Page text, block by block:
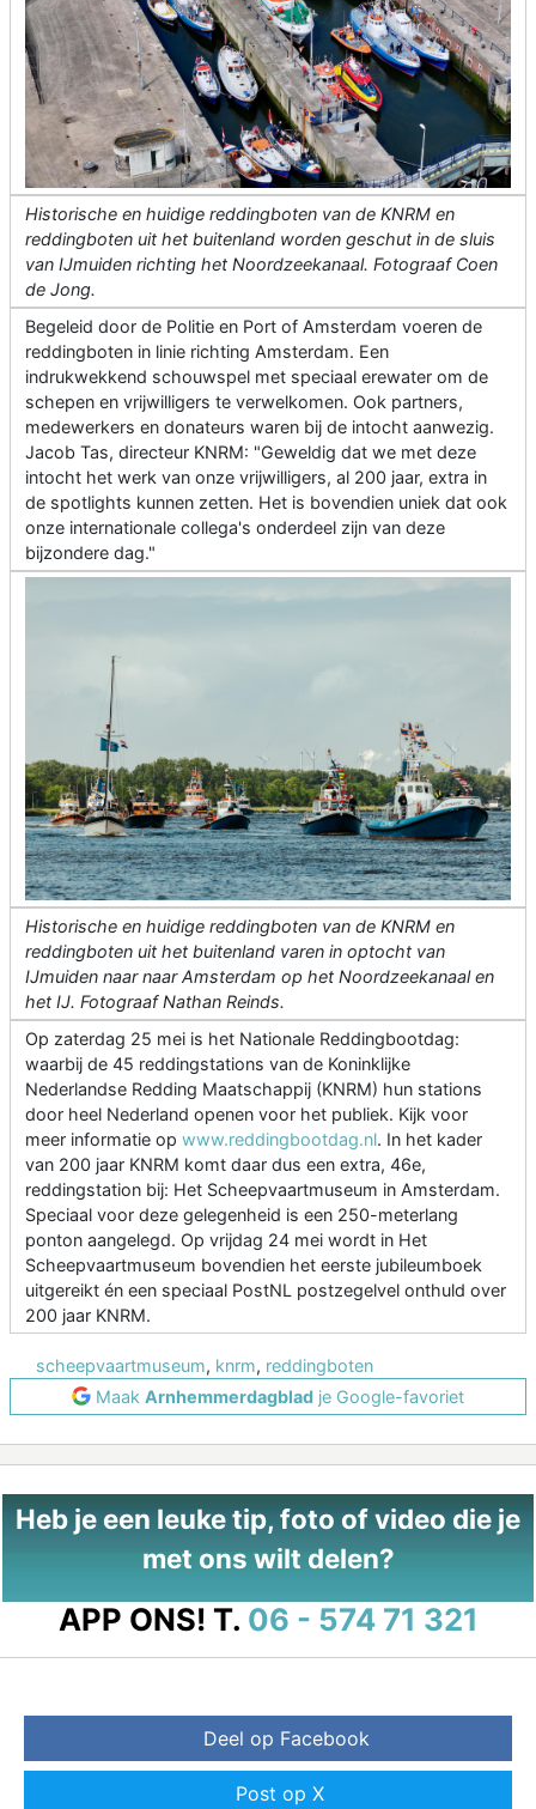
Historische en huidige reddingboten van de KNRM en
reddingboten uit het buitenland worden geschut in de sluis
van IJmuiden richting het Noordzeekanaal. Fotograaf Coen
de Jong.
Begeleid door de Politie en Port of Amsterdam voeren de
reddingboten in linie richting Amsterdam. Een
indrukwekkend schouwspel met speciaal erewater om de
schepen en vrijwilligers te verwelkomen. Ook partners,
medewerkers en donateurs waren bij de intocht aanwezig.
Jacob Tas, directeur KNRM: "Geweldig dat we met deze
intocht het werk van onze vrijwilligers, al 200 jaar, extra in
de spotlights kunnen zetten. Het is bovendien uniek dat ook
onze internationale collega's onderdeel zijn van deze
bijzondere dag."
Historische en huidige reddingboten van de KNRM en
reddingboten uit het buitenland varen in optocht van
IJmuiden naar naar Amsterdam op het Noordzeekanaal en
het IJ. Fotograaf Nathan Reinds.
Op zaterdag 25 mei is het Nationale Reddingbootdag:
waarbij de 45 reddingstations van de Koninklijke
Nederlandse Redding Maatschappij (KNRM) hun stations
door heel Nederland openen voor het publiek. Kijk voor
meer informatie op www.reddingbootdag.nl. In het kader
van 200 jaar KNRM komt daar dus een extra, 46e,
reddingstation bij: Het Scheepvaartmuseum in Amsterdam.
Speciaal voor deze gelegenheid is een 250-meterlang
ponton aangelegd. Op vrijdag 24 mei wordt in Het
Scheepvaartmuseum bovendien het eerste jubileumboek
uitgereikt én een speciaal PostNL postzegelvel onthuld over
200 jaar KNRM.
scheepvaartmuseum, knrm, reddingboten
Maak Arnhemmerdagblad je Google-favoriet
Heb je een leuke tip, foto of video die je
met ons wilt delen?
APP ONS! T. 06 - 574 71 321
Deel op Facebook
Post op X